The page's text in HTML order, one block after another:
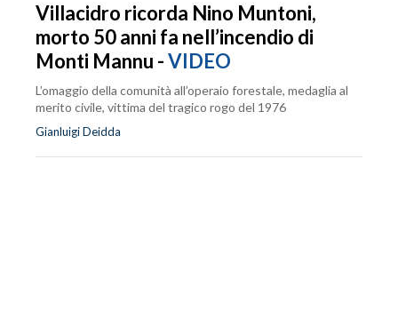
Villacidro ricorda Nino Muntoni,
morto 50 anni fa nell’incendio di
Monti Mannu -VIDEO
L’omaggio della comunità all’operaio forestale, medaglia al
merito civile, vittima del tragico rogo del 1976
Gianluigi Deidda